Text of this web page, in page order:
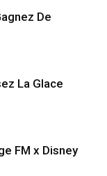
De
La Glace
FM x Disney